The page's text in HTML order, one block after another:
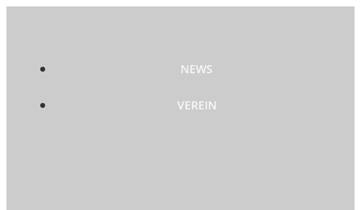
NEWS
VEREIN